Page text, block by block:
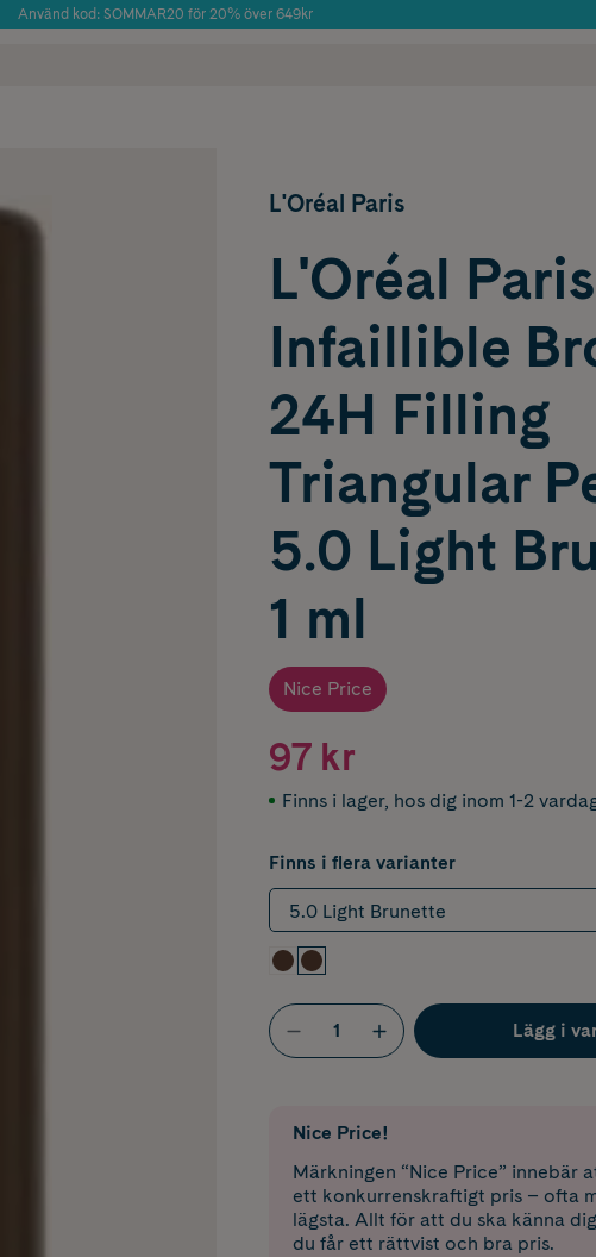
Använd kod: SOMMAR20 för 20% över 649kr
L'Oréal Paris
L'Oréal Paris
Infaillible
24H Filling
Triangular
5.0 Light
1 ml
Nice Price
97 kr
Finns i lager, hos dig inom 1-2
Finns i flera varianter
5.0 Light Brunette
Lägg i
Nice Price!
Märkningen “Nice Price” innebär
ett konkurrenskraftigt pris – ofta
lägsta. Allt för att du ska känna
du får ett rättvist och bra pris.